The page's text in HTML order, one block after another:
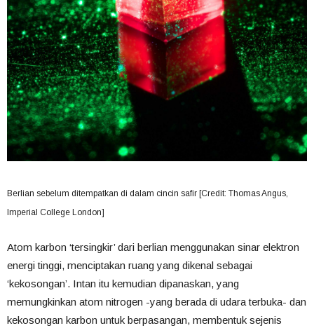
Berlian sebelum ditempatkan di dalam cincin safir [Credit: Thomas Angus,
Imperial College London]
Atom karbon ‘tersingkir’ dari berlian menggunakan sinar elektron
energi tinggi, menciptakan ruang yang dikenal sebagai
‘kekosongan’. Intan itu kemudian dipanaskan, yang
memungkinkan atom nitrogen -yang berada di udara terbuka- dan
kekosongan karbon untuk berpasangan, membentuk sejenis